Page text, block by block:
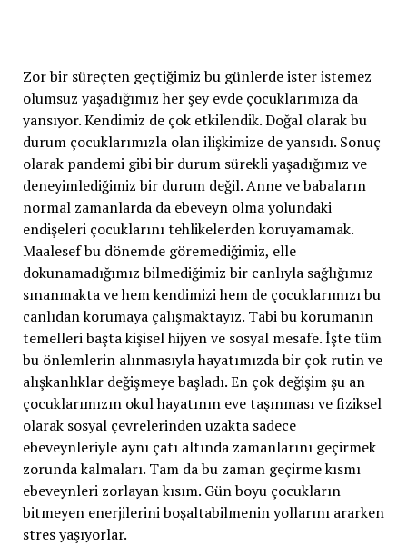
Zor bir süreçten geçtiğimiz bu günlerde ister istemez
olumsuz yaşadığımız her şey evde çocuklarımıza da
yansıyor. Kendimiz de çok etkilendik. Doğal olarak bu
durum çocuklarımızla olan ilişkimize de yansıdı. Sonuç
olarak pandemi gibi bir durum sürekli yaşadığımız ve
deneyimlediğimiz bir durum değil. Anne ve babaların
normal zamanlarda da ebeveyn olma yolundaki
endişeleri çocuklarını tehlikelerden koruyamamak.
Maalesef bu dönemde göremediğimiz, elle
dokunamadığımız bilmediğimiz bir canlıyla sağlığımız
sınanmakta ve hem kendimizi hem de çocuklarımızı bu
canlıdan korumaya çalışmaktayız. Tabi bu korumanın
temelleri başta kişisel hijyen ve sosyal mesafe. İşte tüm
bu önlemlerin alınmasıyla hayatımızda bir çok rutin ve
alışkanlıklar değişmeye başladı. En çok değişim şu an
çocuklarımızın okul hayatının eve taşınması ve fiziksel
olarak sosyal çevrelerinden uzakta sadece
ebeveynleriyle aynı çatı altında zamanlarını geçirmek
zorunda kalmaları. Tam da bu zaman geçirme kısmı
ebeveynleri zorlayan kısım. Gün boyu çocukların
bitmeyen enerjilerini boşaltabilmenin yollarını ararken
stres yaşıyorlar.